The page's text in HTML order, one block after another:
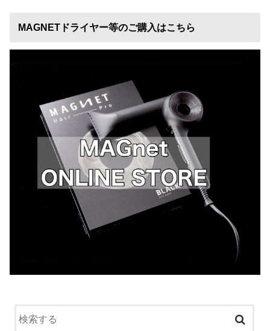
MAGNETドライヤー等のご購入はこちら